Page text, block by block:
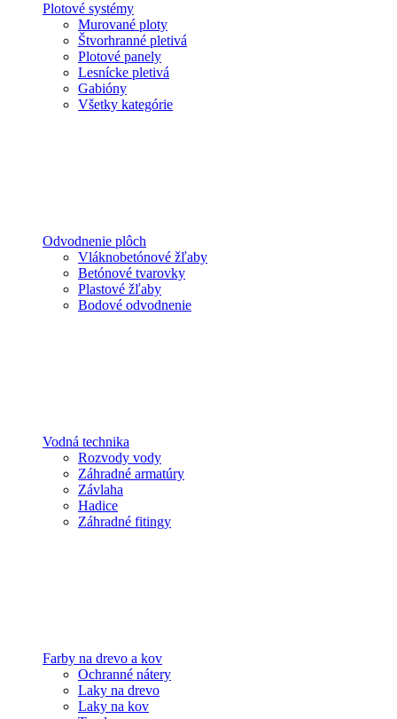
Plotové systémy
Murované ploty
Štvorhranné pletivá
Plotové panely
Lesnícke pletivá
Gabióny
Všetky kategórie
Odvodnenie plôch
Vláknobetónové žľaby
Betónové tvarovky
Plastové žľaby
Bodové odvodnenie
Vodná technika
Rozvody vody
Záhradné armatúry
Závlaha
Hadice
Záhradné fitingy
Farby na drevo a kov
Ochranné nátery
Laky na drevo
Laky na kov